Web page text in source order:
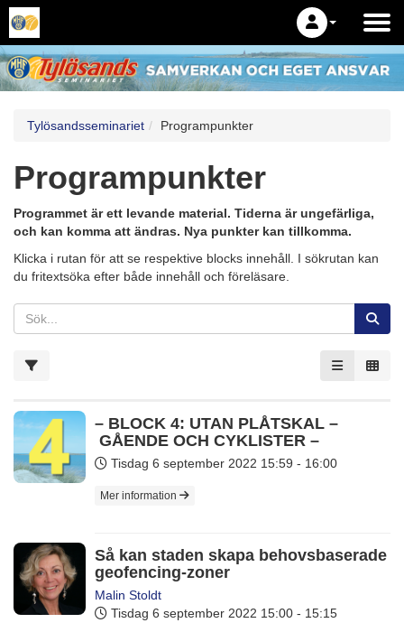
Tylösandsseminariet Programpunkter
Programpunkter
Programmet är ett levande material. Tiderna är ungefärliga,
och kan komma att ändras. Nya punkter kan tillkomma.
Klicka i rutan för att se respektive blocks innehåll. I sökrutan kan
du fritextsöka efter både innehåll och föreläsare.
– BLOCK 4: UTAN PLÅTSKAL –
GÅENDE OCH CYKLISTER –
Tisdag 6 september 2022 15:59 - 16:00
Mer information
Så kan staden skapa behovsbaserade
geofencing-zoner
Malin Stoldt
Tisdag 6 september 2022 15:00 - 15:15